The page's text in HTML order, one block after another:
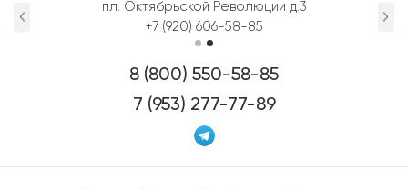
пл. Октябрьской Революции д.3
+7 (920) 606-58-85
8 (800) 550-58-85
7 (953) 277-77-89